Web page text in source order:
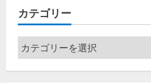
ブ
カテゴリー
カ
テ
ゴ